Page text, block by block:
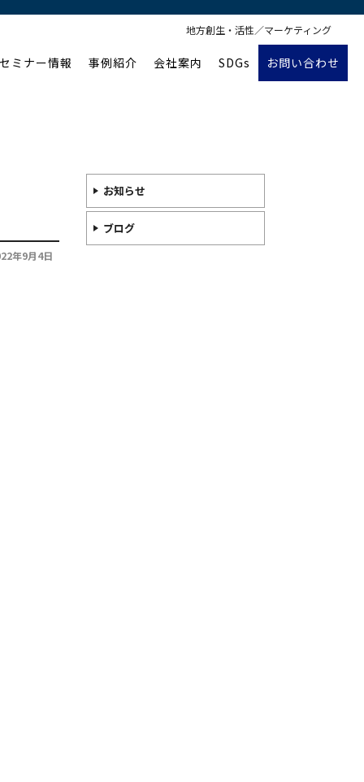
地方創生・活性／マーケティング
ミナー情報 事例紹介 会社案内 SDGs お問い合わせ
年9月4日
お知らせ
ブログ